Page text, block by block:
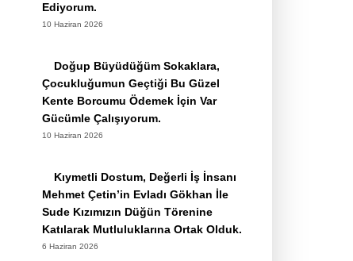
Ediyorum.
10 Haziran 2026
Doğup Büyüdüğüm Sokaklara,
Çocukluğumun Geçtiği Bu Güzel
Kente Borcumu Ödemek İçin Var
Gücümle Çalışıyorum.
10 Haziran 2026
Kıymetli Dostum, Değerli İş İnsanı
Mehmet Çetin’in Evladı Gökhan İle
Sude Kızımızın Düğün Törenine
Katılarak Mutluluklarına Ortak Olduk.
6 Haziran 2026